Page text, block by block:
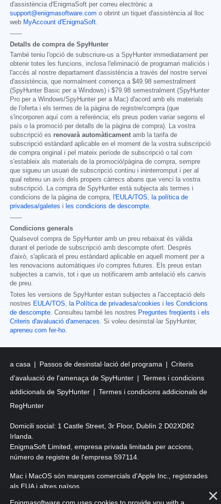
d'assistència d'EnigmaSoft per correu electrònic a
support@enigmasoftware.com o obrint un tiquet d'assistència al lloc
web MyAccount d'EnigmaSoft.
------
Detalls de compra de SpyHunter
També teniu l'opció de subscriure-us a SpyHunter immediatament per
obtenir totes les funcions, inclosa l'eliminació de programari maliciós i
l'accés al nostre departament d'assistència a través del nostre servei
d'assistència, que normalment comença a $49.98 semestralment
(SpyHunter Basic per a Windows) i $79.98 semestralment (SpyHunter
Pro per a Windows/SpyHunter per a Mac) d'acord amb els materials
de l'oferta i els termes de la pàgina de registre/compra (que
s'incorporen aquí com a referència; els preus poden variar segons el
país o la promoció per detalls de la pàgina de compra). La vostra
subscripció es renovarà automàticament amb la tarifa de
subscripció estàndard aplicable en el moment de la vostra subscripció
de compra original i pel mateix període de subscripció o tal com
s'estableix als materials de la promoció/pàgina de compra, sempre
que sigueu un usuari de subscripció continu i ininterromput i per al
qual rebreu un avís dels propers càrrecs abans que venci la vostra
subscripció. La compra de SpyHunter està subjecta als termes i
condicions de la pàgina de compra, l'EULA/TOS, la política de
privadesa/galetes i les condicions de descompte.
------
Condicions generals
Qualsevol compra de SpyHunter amb un preu rebaixat és vàlida
durant el període de subscripció amb descompte ofert. Després
d'això, s'aplicarà el preu estàndard aplicable en aquell moment per a
les renovacions automàtiques i/o compres futures. Els preus estan
subjectes a canvis, tot i que us notificarem amb antelació els canvis
de preu.
Totes les versions de SpyHunter estan subjectes a l'acceptació dels
nostres EULA/TOS, la Política de privadesa/cookies i les Condicions
de descompte. Consulteu també les nostres Preguntes freqüents i els
Criteris d'avaluació d'amenaces. Si voleu desinstal·lar SpyHunter,
apreneu com fer-ho.
a casa Passos de desinstal·lació del programa
Criteris
d'avaluació de l'amenaça de SpyHunter
Termes i condicions
addicionals de SpyHunter
Termes i condicions addicionals de
RegHunter
Domicili social: 1 Castle Street, 3r Floor, Dublín 2 D02XD82
Irlanda.
EnigmaSoft Limited, empresa privada limitada per accions,
número de registre de l'empresa 597114.
Mac i MacOS són marques comercials d'Apple Inc., registrades
als EUA i altres països.